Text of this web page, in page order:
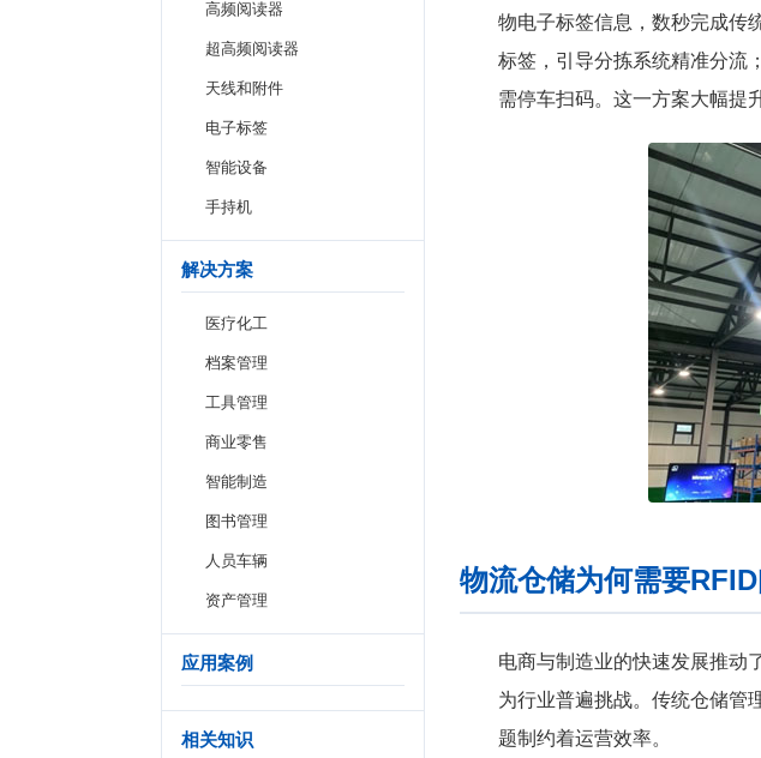
高频阅读器
超高频阅读器
天线和附件
电子标签
智能设备
手持机
解决方案
医疗化工
档案管理
工具管理
商业零售
智能制造
图书管理
人员车辆
资产管理
应用案例
相关知识
物电子标签信息，数秒完成传
标签，引导分拣系统精准分流
需停车扫码。这一方案大幅提
物流仓储为何需要
电商与制造业的快速发展推动
为行业普遍挑战。传统仓储管
题制约着运营效率。